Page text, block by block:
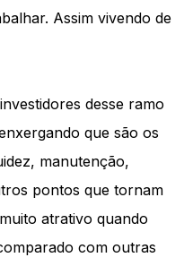
Assim vivendo de
desse ramo
que são os
manutenção,
pontos que tornam
atrativo quando
com outras